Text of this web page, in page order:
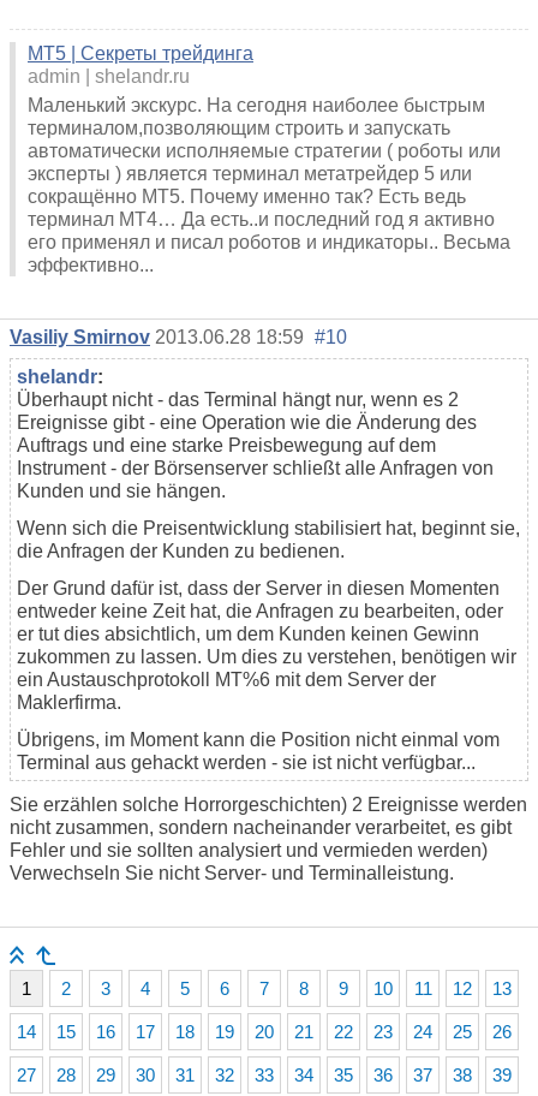
МТ5 | Секреты трейдинга
admin
shelandr.ru
Маленький экскурс. На сегодня наиболее быстрым
терминалом,позволяющим строить и запускать
автоматически исполняемые стратегии ( роботы или
эксперты ) является терминал метатрейдер 5 или
сокращённо МТ5. Почему именно так? Есть ведь
терминал МТ4… Да есть..и последний год я активно
его применял и писал роботов и индикаторы.. Весьма
эффективно...
Vasiliy Smirnov 2013.06.28 18:59 #10
shelandr:
Überhaupt nicht - das Terminal hängt nur, wenn es 2
Ereignisse gibt - eine Operation wie die Änderung des
Auftrags und eine starke Preisbewegung auf dem
Instrument - der Börsenserver schließt alle Anfragen von
Kunden und sie hängen.
Wenn sich die Preisentwicklung stabilisiert hat, beginnt sie,
die Anfragen der Kunden zu bedienen.
Der Grund dafür ist, dass der Server in diesen Momenten
entweder keine Zeit hat, die Anfragen zu bearbeiten, oder
er tut dies absichtlich, um dem Kunden keinen Gewinn
zukommen zu lassen. Um dies zu verstehen, benötigen wir
ein Austauschprotokoll MT%6 mit dem Server der
Maklerfirma.
Übrigens, im Moment kann die Position nicht einmal vom
Terminal aus gehackt werden - sie ist nicht verfügbar...
Sie erzählen solche Horrorgeschichten) 2 Ereignisse werden
nicht zusammen, sondern nacheinander verarbeitet, es gibt
Fehler und sie sollten analysiert und vermieden werden)
Verwechseln Sie nicht Server- und Terminalleistung.
1 2 3 4 5 6 7 8 9 10 11 12 13
14 15 16 17 18 19 20 21 22 23 24 25 26
27 28 29 30 31 32 33 34 35 36 37 38 39